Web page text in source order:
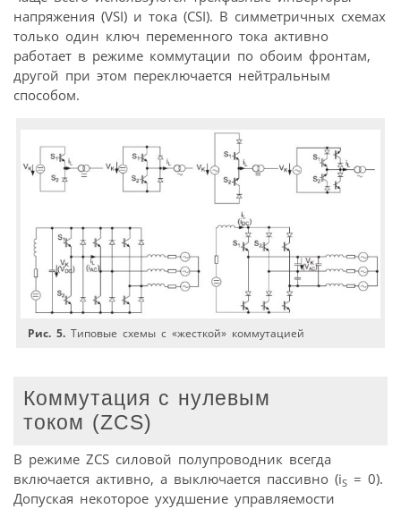
напряжения (VSI) и тока (CSI). В симметричных схемах
только один ключ переменного тока активно
работает в режиме коммутации по обоим фронтам,
другой при этом переключается нейтральным
способом.
Рис. 5. Типовые схемы с «жесткой» коммутацией
Коммутация с нулевым
током (ZCS)
В режиме ZCS силовой полупроводник всегда
включается активно, а выключается пассивно (iS = 0).
Допуская некоторое ухудшение управляемости